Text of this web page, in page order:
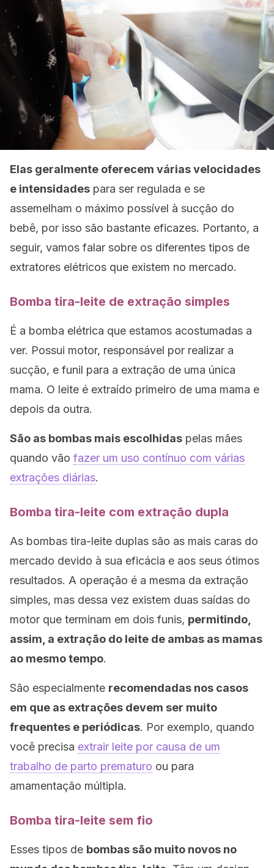
Elas geralmente oferecem várias velocidades
e intensidades para ser regulada e se
assemelham o máximo possível à sucção do
bebê, por isso são bastante eficazes. Portanto, a
seguir, vamos falar sobre os diferentes tipos de
extratores elétricos que existem no mercado.
Bomba tira-leite de extração simples
É a bomba elétrica que estamos acostumadas a
ver. Possui motor, responsável por realizar a
sucção, e funil para a extração de uma única
mama. O leite é extraído primeiro de uma mama e
depois da outra.
São as bombas mais escolhidas pelas mães
quando vão fazer um uso contínuo com várias
extrações diárias.
Bomba tira-leite com extração dupla
As bombas tira-leite duplas são as mais caras do
mercado devido à sua eficácia e aos seus ótimos
resultados. A operação é a mesma da extração
simples, mas dessa vez existem duas saídas do
motor que terminam em dois funis, permitindo,
assim, a extração do leite de ambas as mamas
ao mesmo tempo.
São especialmente recomendadas nos casos
em que as extrações devem ser muito
frequentes e periódicas. Por exemplo, quando
você precisa extrair leite por causa de um
trabalho de parto prematuro ou para
amamentação múltipla.
Bomba tira-leite sem fio
Esses tipos de bombas são muito novos no